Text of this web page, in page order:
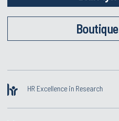
Boutique
HR Excellence in Research